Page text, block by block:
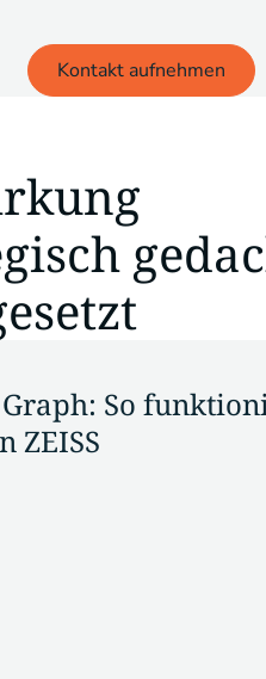
Kontakt aufnehmen
So
ZEISS